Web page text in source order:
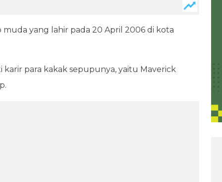
yang lahir pada 20 April 2006 di kota
para kakak sepupunya, yaitu Maverick